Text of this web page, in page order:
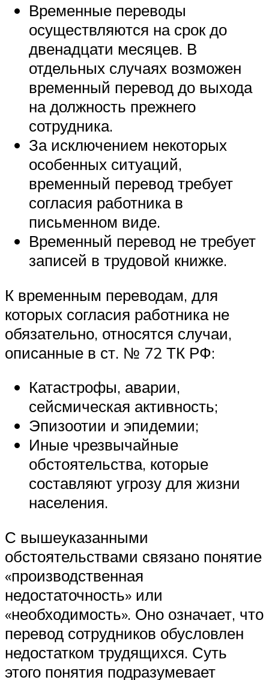
Временные переводы
осуществляются на срок до
двенадцати месяцев. В
отдельных случаях возможен
временный перевод до выхода
на должность прежнего
сотрудника.
За исключением некоторых
особенных ситуаций,
временный перевод требует
согласия работника в
письменном виде.
Временный перевод не требует
записей в трудовой книжке.
К временным переводам, для
которых согласия работника не
обязательно, относятся случаи,
описанные в ст. № 72 ТК РФ:
Катастрофы, аварии,
сейсмическая активность;
Эпизоотии и эпидемии;
Иные чрезвычайные
обстоятельства, которые
составляют угрозу для жизни
населения.
С вышеуказанными
обстоятельствами связано понятие
«производственная
недостаточность» или
«необходимость». Оно означает, что
перевод сотрудников обусловлен
недостатком трудящихся. Суть
этого понятия подразумевает